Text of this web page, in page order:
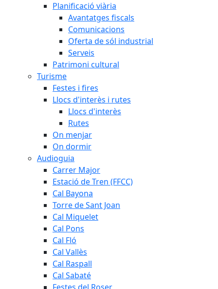
Planificació viària
Avantatges fiscals
Comunicacions
Oferta de sól industrial
Serveis
Patrimoni cultural
Turisme
Festes i fires
Llocs d'interès i rutes
Llocs d'interès
Rutes
On menjar
On dormir
Audioguia
Carrer Major
Estació de Tren (FFCC)
Cal Bayona
Torre de Sant Joan
Cal Miquelet
Cal Pons
Cal Fló
Cal Vallès
Cal Raspall
Cal Sabaté